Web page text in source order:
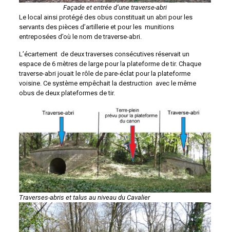
Façade et entrée d’une traverse-abri
Le local ainsi protégé des obus constituait un abri pour les
servants des pièces d’artillerie et pour les munitions
entreposées d’où le nom de traverse-abri.
L’écartement de deux traverses consécutives réservait un
espace de 6 mètres de large pour la plateforme de tir. Chaque
traverse-abri jouait le rôle de pare-éclat pour la plateforme
voisine. Ce système empêchait la destruction avec le même
obus de deux plateformes de tir.
Traverses-abris et talus au niveau du Cavalier